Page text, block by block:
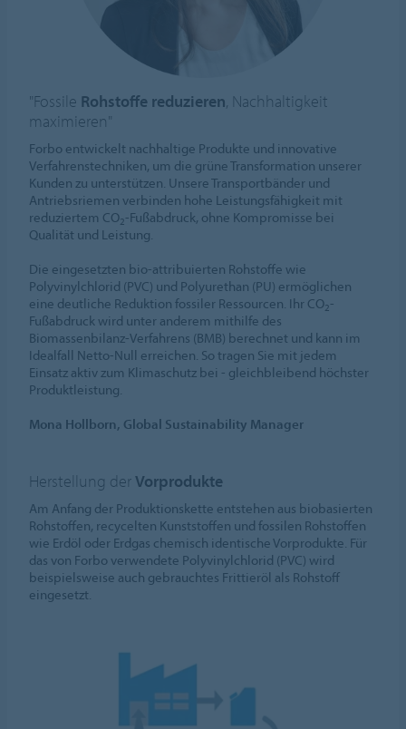
"Fossile Rohstoffe reduzieren, Nachhaltigkeit
maximieren"
Forbo entwickelt nachhaltige Produkte und innovative
Verfahrenstechniken, um die grüne Transformation unserer
Kunden zu unterstützen. Unsere Transportbänder und
Antriebsriemen verbinden hohe Leistungsfähigkeit mit
reduziertem CO2-Fußabdruck, ohne Kompromisse bei
Qualität und Leistung.
Die eingesetzten bio-attribuierten Rohstoffe wie
Polyvinylchlorid (PVC) und Polyurethan (PU) ermöglichen
eine deutliche Reduktion fossiler Ressourcen. Ihr CO2-
Fußabdruck wird unter anderem mithilfe des
Biomassenbilanz-Verfahrens (BMB) berechnet und kann im
Idealfall Netto-Null erreichen. So tragen Sie mit jedem
Einsatz aktiv zum Klimaschutz bei - gleichbleibend höchster
Produktleistung.
Mona Hollborn, Global Sustainability Manager
Herstellung derVorprodukte
Am Anfang der Produktionskette entstehen aus biobasierten
Rohstoffen, recycelten Kunststoffen und fossilen Rohstoffen
wie Erdöl oder Erdgas chemisch identische Vorprodukte. Für
das von Forbo verwendete Polyvinylchlorid (PVC) wird
beispielsweise auch gebrauchtes Frittieröl als Rohstoff
eingesetzt.